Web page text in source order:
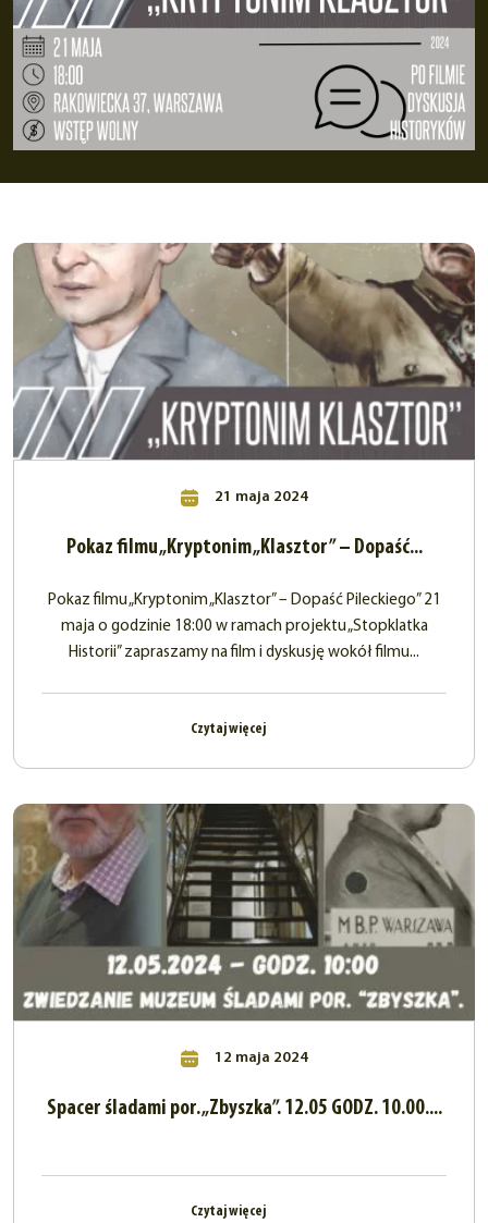
21 maja 2024
Pokaz filmu „Kryptonim „Klasztor” – Dopaść...
Pokaz filmu „Kryptonim „Klasztor” – Dopaść Pileckiego” 21
maja o godzinie 18:00 w ramach projektu „Stopklatka
Historii” zapraszamy na film i dyskusję wokół filmu...
Czytaj więcej
12 maja 2024
Spacer śladami por. „Zbyszka”. 12.05 GODZ. 10.00....
Czytaj więcej